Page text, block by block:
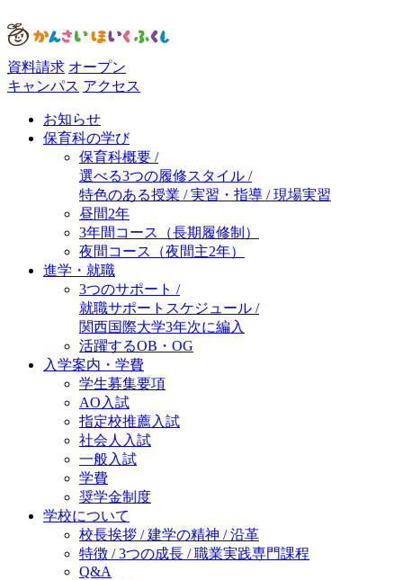
資料請求 オープン
キャンパス アクセス
お知らせ
保育科の学び
保育科概要 /
選べる3つの履修スタイル /
特色のある授業 / 実習・指導 / 現場実習
昼間2年
3年間コース（長期履修制）
夜間コース（夜間主2年）
進学・就職
3つのサポート /
就職サポートスケジュール /
関西国際大学3年次に編入
活躍するOB・OG
入学案内・学費
学生募集要項
AO入試
指定校推薦入試
社会人入試
一般入試
学費
奨学金制度
学校について
校長挨拶 / 建学の精神 / 沿革
特徴 / 3つの成長 / 職業実践専門課程
Q&A